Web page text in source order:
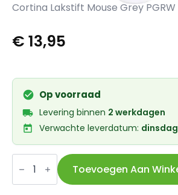
Cortina Lakstift Mouse Grey PGRW
€ 13,95
Op voorraad
Levering binnen 2 werkdagen
Verwachte leverdatum: dinsdag
Cortina
lakstift
Mouse
Grey
Toevoegen Aan